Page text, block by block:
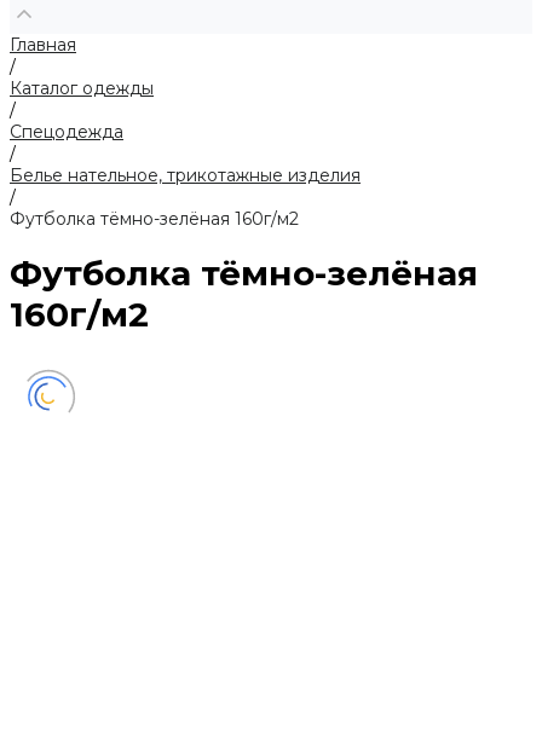
Главная
/
Каталог одежды
/
Спецодежда
/
Белье нательное, трикотажные изделия
/
Футболка тёмно-зелёная 160г/м2
Футболка тёмно-зелёная
160г/м2